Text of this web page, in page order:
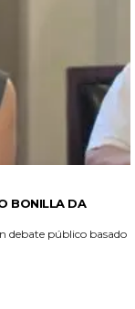
BONILLA DA